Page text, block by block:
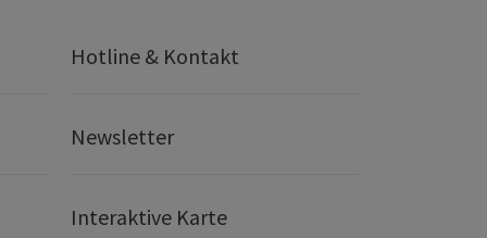
Hotline & Kontakt
Newsletter
Interaktive Karte